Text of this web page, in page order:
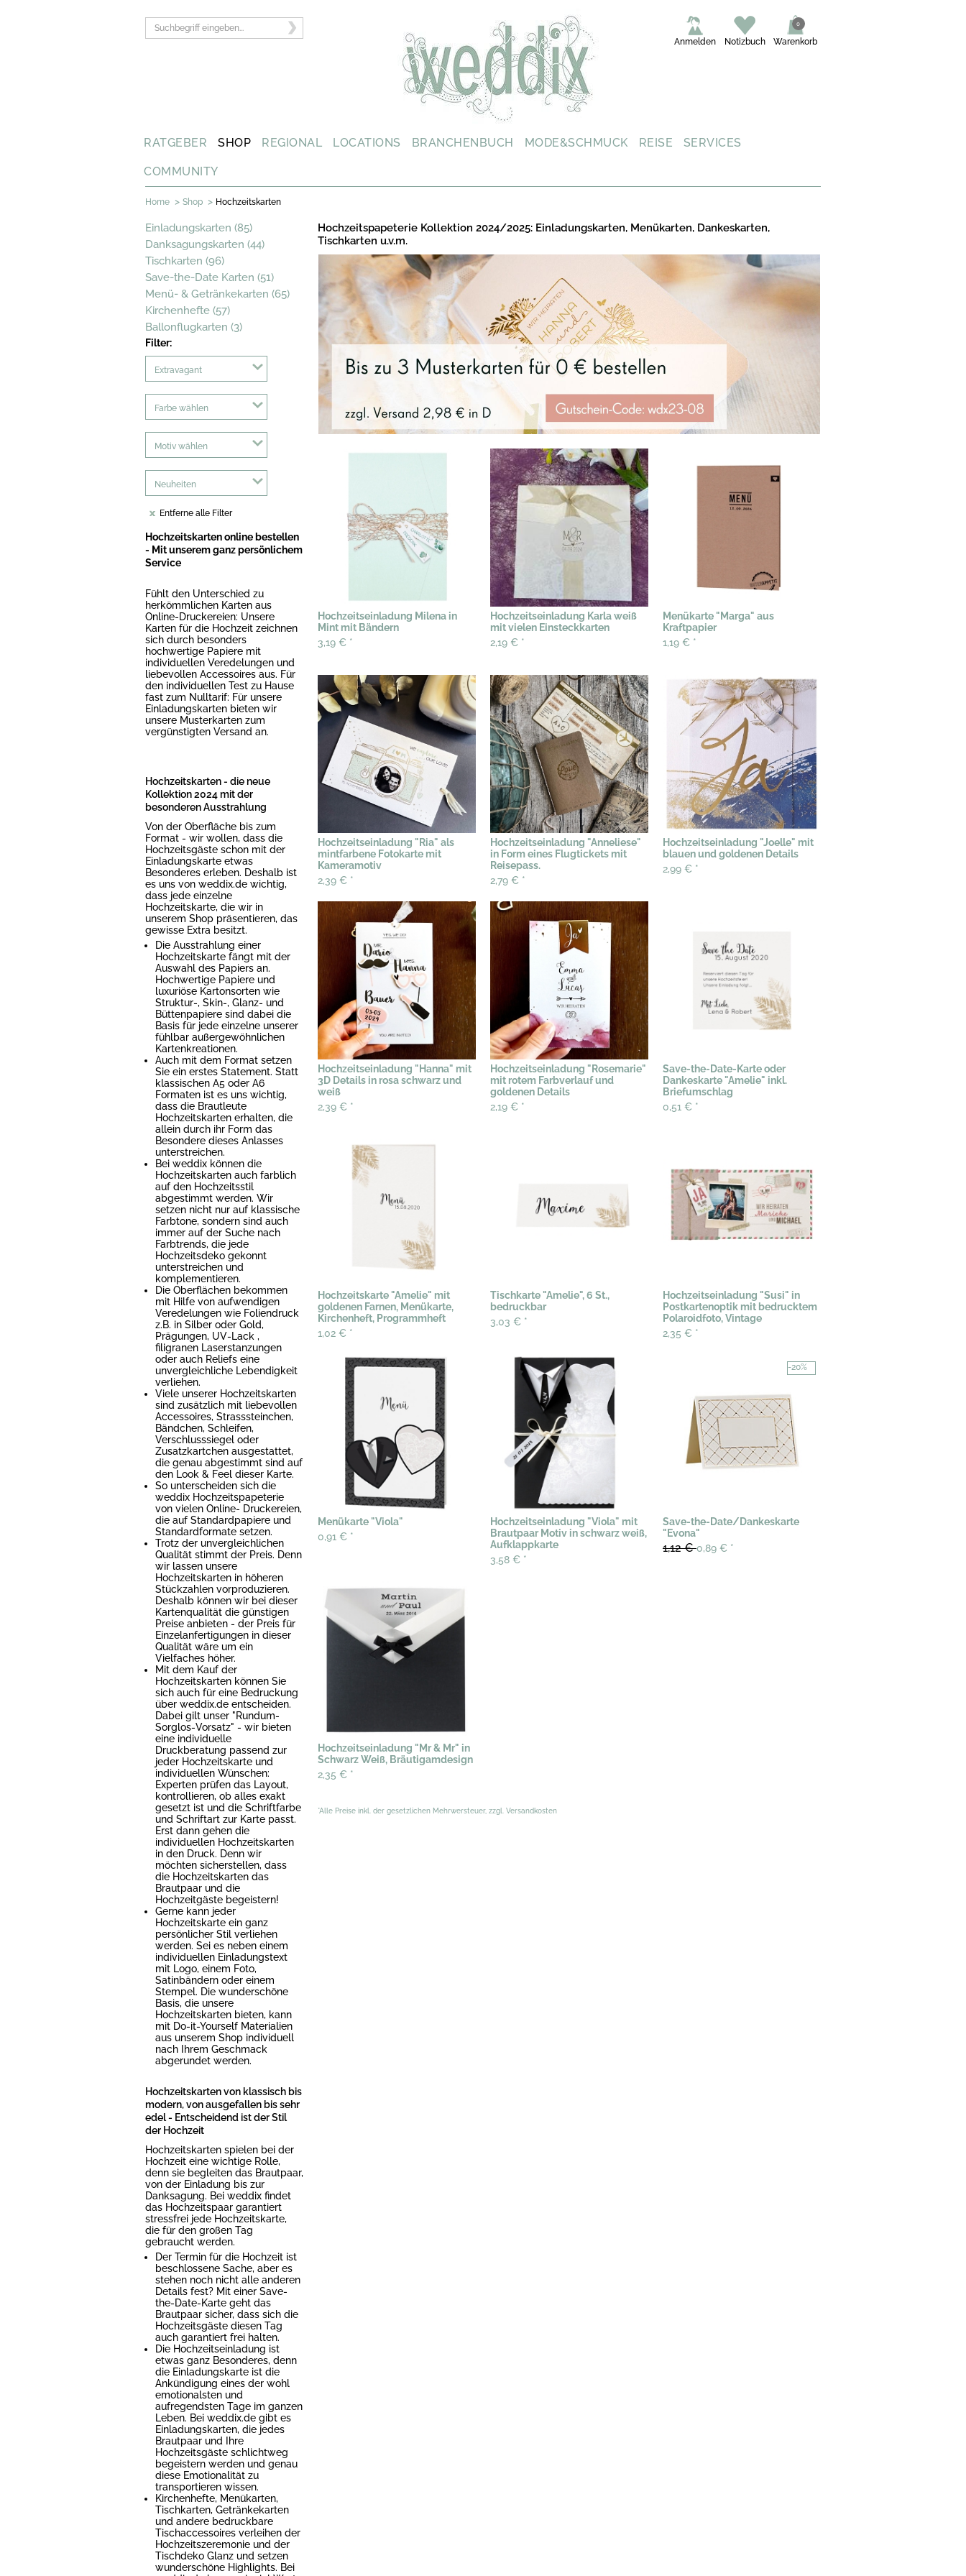
Warenkorb
0
Notizbuch
Anmelden
RATGEBER SHOP REGIONAL LOCATIONS BRANCHENBUCH MODE&SCHMUCK REISE SERVICES
COMMUNITY
Home > Shop > Hochzeitskarten
Einladungskarten (85)
Danksagungskarten (44)
Tischkarten (96)
Save-the-Date Karten (51)
Menü- & Getränkekarten (65)
Kirchenhefte (57)
Ballonflugkarten (3)
Filter:
Extravagant
Farbe wählen
Motiv wählen
Neuheiten
Entferne alle Filter
Hochzeitskarten online bestellen
- Mit unserem ganz persönlichem
Service
Fühlt den Unterschied zu
herkömmlichen Karten aus
Online-Druckereien: Unsere
Karten für die Hochzeit zeichnen
sich durch besonders
hochwertige Papiere mit
individuellen Veredelungen und
liebevollen Accessoires aus. Für
den individuellen Test zu Hause
fast zum Nulltarif: Für unsere
Einladungskarten bieten wir
unsere Musterkarten zum
vergünstigten Versand an.
Hochzeitskarten - die neue
Kollektion 2024 mit der
besonderen Ausstrahlung
Von der Oberfläche bis zum
Format - wir wollen, dass die
Hochzeitsgäste schon mit der
Einladungskarte etwas
Besonderes erleben. Deshalb ist
es uns von weddix.de wichtig,
dass jede einzelne
Hochzeitskarte, die wir in
unserem Shop präsentieren, das
gewisse Extra besitzt.
Die Ausstrahlung einer
Hochzeitskarte fängt mit der
Auswahl des Papiers an.
Hochwertige Papiere und
luxuriöse Kartonsorten wie
Struktur-, Skin-, Glanz- und
Büttenpapiere sind dabei die
Basis für jede einzelne unserer
fühlbar außergewöhnlichen
Kartenkreationen.
Auch mit dem Format setzen
Sie ein erstes Statement. Statt
klassischen A5 oder A6
Formaten ist es uns wichtig,
dass die Brautleute
Hochzeitskarten erhalten, die
allein durch ihr Form das
Besondere dieses Anlasses
unterstreichen.
Bei weddix können die
Hochzeitskarten auch farblich
auf den Hochzeitsstil
abgestimmt werden. Wir
setzen nicht nur auf klassische
Farbtone, sondern sind auch
immer auf der Suche nach
Farbtrends, die jede
Hochzeitsdeko gekonnt
unterstreichen und
komplementieren.
Die Oberflächen bekommen
mit Hilfe von aufwendigen
Veredelungen wie Foliendruck
z.B. in Silber oder Gold,
Prägungen, UV-Lack ,
filigranen Laserstanzungen
oder auch Reliefs eine
unvergleichliche Lebendigkeit
verliehen.
Viele unserer Hochzeitskarten
sind zusätzlich mit liebevollen
Accessoires, Strasssteinchen,
Bändchen, Schleifen,
Verschlusssiegel oder
Zusatzkartchen ausgestattet,
die genau abgestimmt sind auf
den Look & Feel dieser Karte.
So unterscheiden sich die
weddix Hochzeitspapeterie
von vielen Online- Druckereien,
die auf Standardpapiere und
Standardformate setzen.
Trotz der unvergleichlichen
Qualität stimmt der Preis. Denn
wir lassen unsere
Hochzeitskarten in höheren
Stückzahlen vorproduzieren.
Deshalb können wir bei dieser
Kartenqualität die günstigen
Preise anbieten - der Preis für
Einzelanfertigungen in dieser
Qualität wäre um ein
Vielfaches höher.
Mit dem Kauf der
Hochzeitskarten können Sie
sich auch für eine Bedruckung
über weddix.de entscheiden.
Dabei gilt unser "Rundum-
Sorglos-Vorsatz" - wir bieten
eine individuelle
Druckberatung passend zur
jeder Hochzeitskarte und
individuellen Wünschen:
Experten prüfen das Layout,
kontrollieren, ob alles exakt
gesetzt ist und die Schriftfarbe
und Schriftart zur Karte passt.
Erst dann gehen die
individuellen Hochzeitskarten
in den Druck. Denn wir
möchten sicherstellen, dass
die Hochzeitskarten das
Brautpaar und die
Hochzeitgäste begeistern!
Gerne kann jeder
Hochzeitskarte ein ganz
persönlicher Stil verliehen
werden. Sei es neben einem
individuellen Einladungstext
mit Logo, einem Foto,
Satinbändern oder einem
Stempel. Die wunderschöne
Basis, die unsere
Hochzeitskarten bieten, kann
mit Do-it-Yourself Materialien
aus unserem Shop individuell
nach Ihrem Geschmack
abgerundet werden.
Hochzeitskarten von klassisch bis
modern, von ausgefallen bis sehr
edel - Entscheidend ist der Stil
der Hochzeit
Hochzeitskarten spielen bei der
Hochzeit eine wichtige Rolle,
denn sie begleiten das Brautpaar,
von der Einladung bis zur
Danksagung. Bei weddix findet
das Hochzeitspaar garantiert
stressfrei jede Hochzeitskarte,
die für den großen Tag
gebraucht werden.
Der Termin für die Hochzeit ist
beschlossene Sache, aber es
stehen noch nicht alle anderen
Details fest? Mit einer Save-
the-Date-Karte geht das
Brautpaar sicher, dass sich die
Hochzeitsgäste diesen Tag
auch garantiert frei halten.
Die Hochzeitseinladung ist
etwas ganz Besonderes, denn
die Einladungskarte ist die
Ankündigung eines der wohl
emotionalsten und
aufregendsten Tage im ganzen
Leben. Bei weddix.de gibt es
Einladungskarten, die jedes
Brautpaar und Ihre
Hochzeitsgäste schlichtweg
begeistern werden und genau
diese Emotionalität zu
transportieren wissen.
Kirchenhefte, Menükarten,
Tischkarten, Getränkekarten
und andere bedruckbare
Tischaccessoires verleihen der
Hochzeitszeremonie und der
Tischdeko Glanz und setzen
wunderschöne Highlights. Bei
Hochzeitspapeterie Kollektion 2024/2025: Einladungskarten, Menükarten, Dankeskarten,
Tischkarten u.v.m.
Hochzeitseinladung Milena in
Mint mit Bändern
3,19 € *
Hochzeitseinladung Karla weiß
mit vielen Einsteckkarten
2,19 € *
Menükarte "Marga" aus
Kraftpapier
1,19 € *
Hochzeitseinladung "Ria" als
mintfarbene Fotokarte mit
Kameramotiv
2,39 € *
Hochzeitseinladung "Anneliese"
in Form eines Flugtickets mit
Reisepass.
2,79 € *
Hochzeitseinladung "Joelle" mit
blauen und goldenen Details
2,99 € *
Hochzeitseinladung "Hanna" mit
3D Details in rosa schwarz und
weiß
2,39 € *
Hochzeitseinladung "Rosemarie"
mit rotem Farbverlauf und
goldenen Details
2,19 € *
Save-the-Date-Karte oder
Dankeskarte "Amelie" inkl.
Briefumschlag
0,51 € *
Hochzeitskarte "Amelie" mit
goldenen Farnen, Menükarte,
Kirchenheft, Programmheft
1,02 € *
Tischkarte "Amelie", 6 St.,
bedruckbar
3,03 € *
Hochzeitseinladung "Susi" in
Postkartenoptik mit bedrucktem
Polaroidfoto, Vintage
2,35 € *
Menükarte "Viola"
0,91 € *
Hochzeitseinladung "Viola" mit
Brautpaar Motiv in schwarz weiß,
Aufklappkarte
3,58 € *
-20%
Save-the-Date/Dankeskarte
"Evona"
1,12 €0,89 € *
Hochzeitseinladung "Mr & Mr" in
Schwarz Weiß, Bräutigamdesign
2,35 € *
*Alle Preise inkl. der gesetzlichen Mehrwersteuer, zzgl. Versandkosten